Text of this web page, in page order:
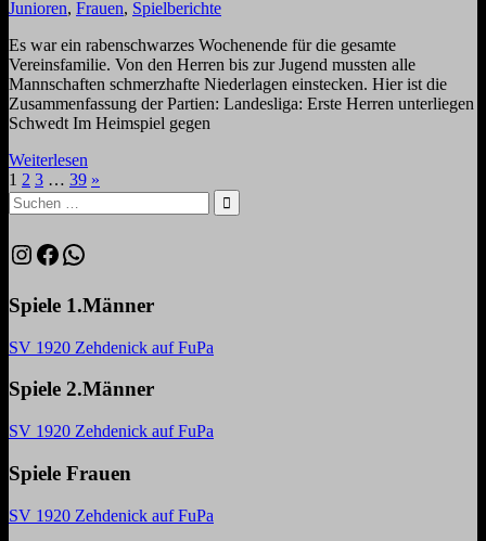
Junioren, Frauen, Spielberichte
Es war ein rabenschwarzes Wochenende für die gesamte
Vereinsfamilie. Von den Herren bis zur Jugend mussten alle
Mannschaften schmerzhafte Niederlagen einstecken. Hier ist die
Zusammenfassung der Partien: Landesliga: Erste Herren unterliegen
Schwedt Im Heimspiel gegen
Weiterlesen
Seitennummerierung
der
Beiträge
1 2 3 … 39 Nächste
Beiträge
»
Suchen
nach:
Suchen
Instagram
Facebook
WhatsApp
Spiele 1.Männer
SV 1920 Zehdenick auf FuPa
Spiele 2.Männer
SV 1920 Zehdenick auf FuPa
Spiele Frauen
SV 1920 Zehdenick auf FuPa